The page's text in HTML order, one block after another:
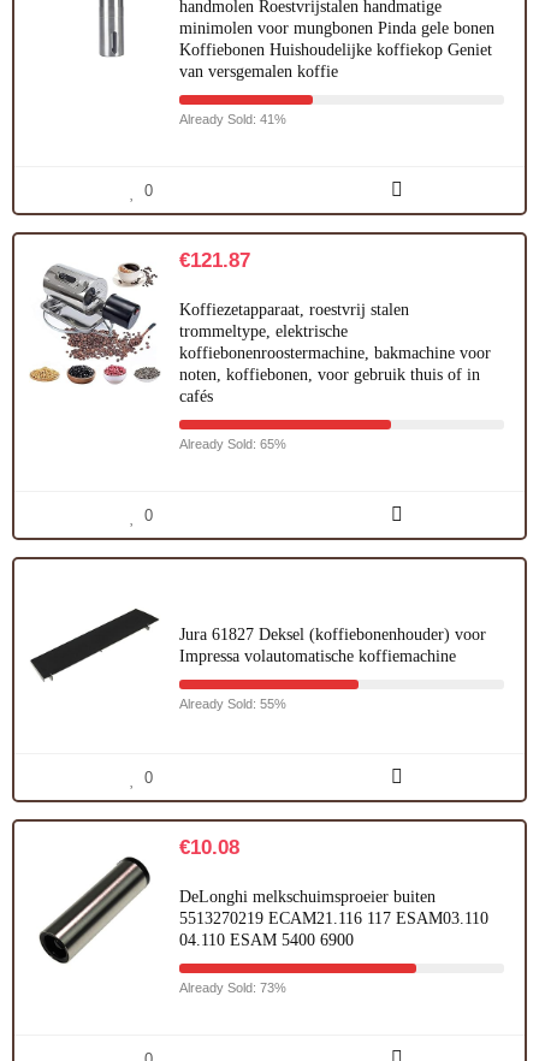
handmolen Roestvrijstalen handmatige
minimolen voor mungbonen Pinda gele bonen
Koffiebonen Huishoudelijke koffiekop Geniet
van versgemalen koffie
Already Sold: 41%
0
€121.87
Koffiezetapparaat, roestvrij stalen
trommeltype, elektrische
koffiebonenroostermachine, bakmachine voor
noten, koffiebonen, voor gebruik thuis of in
cafés
Already Sold: 65%
0
Jura 61827 Deksel (koffiebonenhouder) voor
Impressa volautomatische koffiemachine
Already Sold: 55%
0
€10.08
DeLonghi melkschuimsproeier buiten
5513270219 ECAM21.116 117 ESAM03.110
04.110 ESAM 5400 6900
Already Sold: 73%